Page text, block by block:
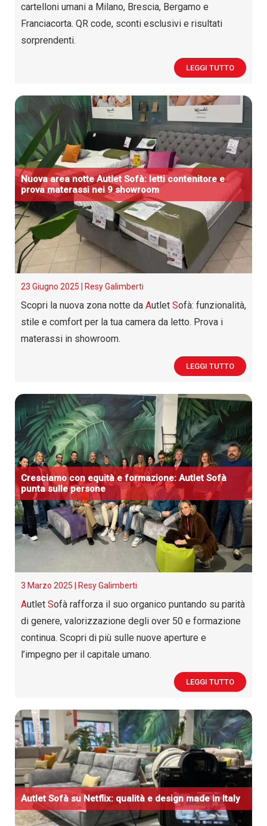
cartelloni umani a Milano, Brescia, Bergamo e
Franciacorta. QR code, sconti esclusivi e risultati
sorprendenti.
LEGGI TUTTO
Nuova area notteAutlet Sofà: letti contenitore e
prova materassi nei 9 showroom
23 Giugno 2025 | Resy Galimberti
Scopri la nuova zona notte da Autlet Sofà: funzionalità,
stile e comfort per la tua camera da letto. Prova i
materassi in showroom.
LEGGI TUTTO
Cresciamo con equità e formazione: Autlet Sofà
punta sulle persone
3 Marzo 2025 | Resy Galimberti
Autlet Sofà rafforza il suo organico puntando su parità
di genere, valorizzazione degli over 50 e formazione
continua. Scopri di più sulle nuove aperture e
l’impegno per il capitale umano.
LEGGI TUTTO
Autlet Sofà su Netflix: qualità e design made in Italy